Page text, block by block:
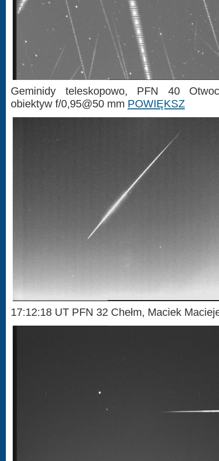
Geminidy teleskopowo, PFN 40
obiektyw f/0,95@50 mm POWIĘKSZ
17:12:18 UT PFN 32 Chełm, Maciek